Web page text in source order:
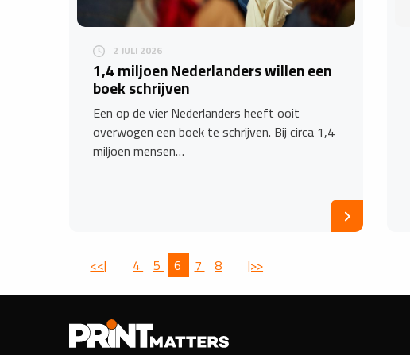
2 JULI 2026
1,4 miljoen Nederlanders willen een
boek schrijven
Een op de vier Nederlanders heeft ooit
overwogen een boek te schrijven. Bij circa 1,4
miljoen mensen…
<<| 4 5 6 7 8 |>>